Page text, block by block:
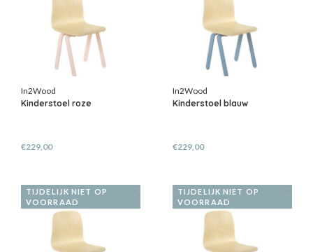
In2Wood
Kinderstoel roze
€229,00
In2Wood
Kinderstoel blauw
€229,00
TIJDELIJK NIET OP
VOORRAAD
TIJDELIJK NIET OP
VOORRAAD